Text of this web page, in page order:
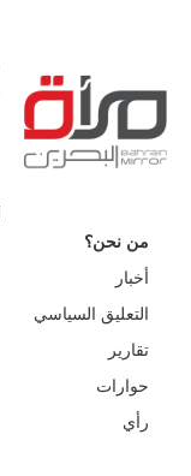
من نحن؟
أخبار
التعليق السياسي
تقارير
حوارات
رأي